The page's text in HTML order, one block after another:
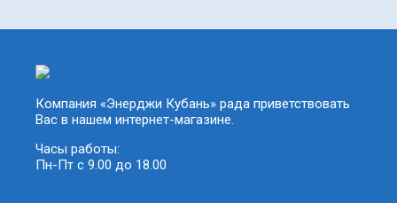
Компания «Энерджи Кубань» рада приветствовать
Вас в нашем интернет-магазине.
Часы работы:
Пн-Пт с 9.00 до 18.00